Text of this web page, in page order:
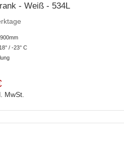
- Weiß - 534L
/ -23° C
MwSt.